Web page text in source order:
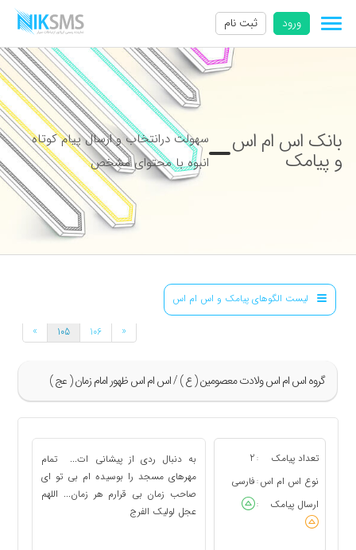
ورود ثبت نام
بانک اس ام اس
و پیامک
سهولت درانتخاب و ارسال پیام کوتاه
انبوه با محتوای مشخص
لیست الگوهای پیامک و اس ام اس
گروه اس ام اس ولادت معصومین ( ع ) / اس ام اس ظهور امام زمان ( عج )
» 105 106 «
تعداد پیامک :
2
نوع اس ام اس : فارسی
ارسال پیامک
:
به دنبال ردی از پیشانی ات... تمام
مهرهای مسجد را بوسیده ام بی تو ای
صاحب زمان بی قرارم هر زمان... اللهم
عجل لولیک الفرج